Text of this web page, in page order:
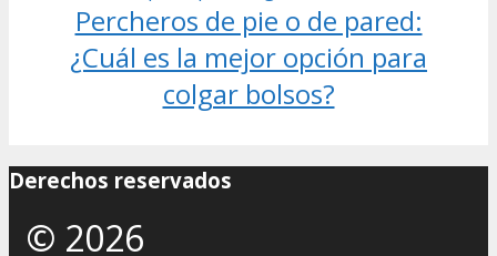
Percheros de pie o de pared:
¿Cuál es la mejor opción para
colgar bolsos?
Derechos reservados
© 2026